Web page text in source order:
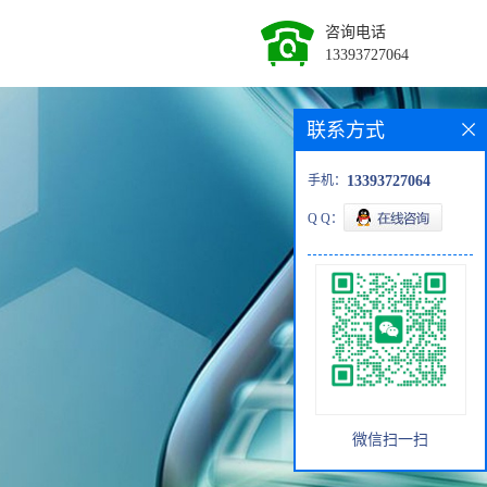
咨询电话
13393727064
联系方式
手机： 13393727064
Q Q：
微信扫一扫